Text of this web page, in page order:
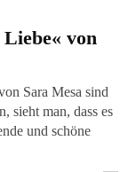
von
Sara Mesa sind
sieht man, dass es
und schöne